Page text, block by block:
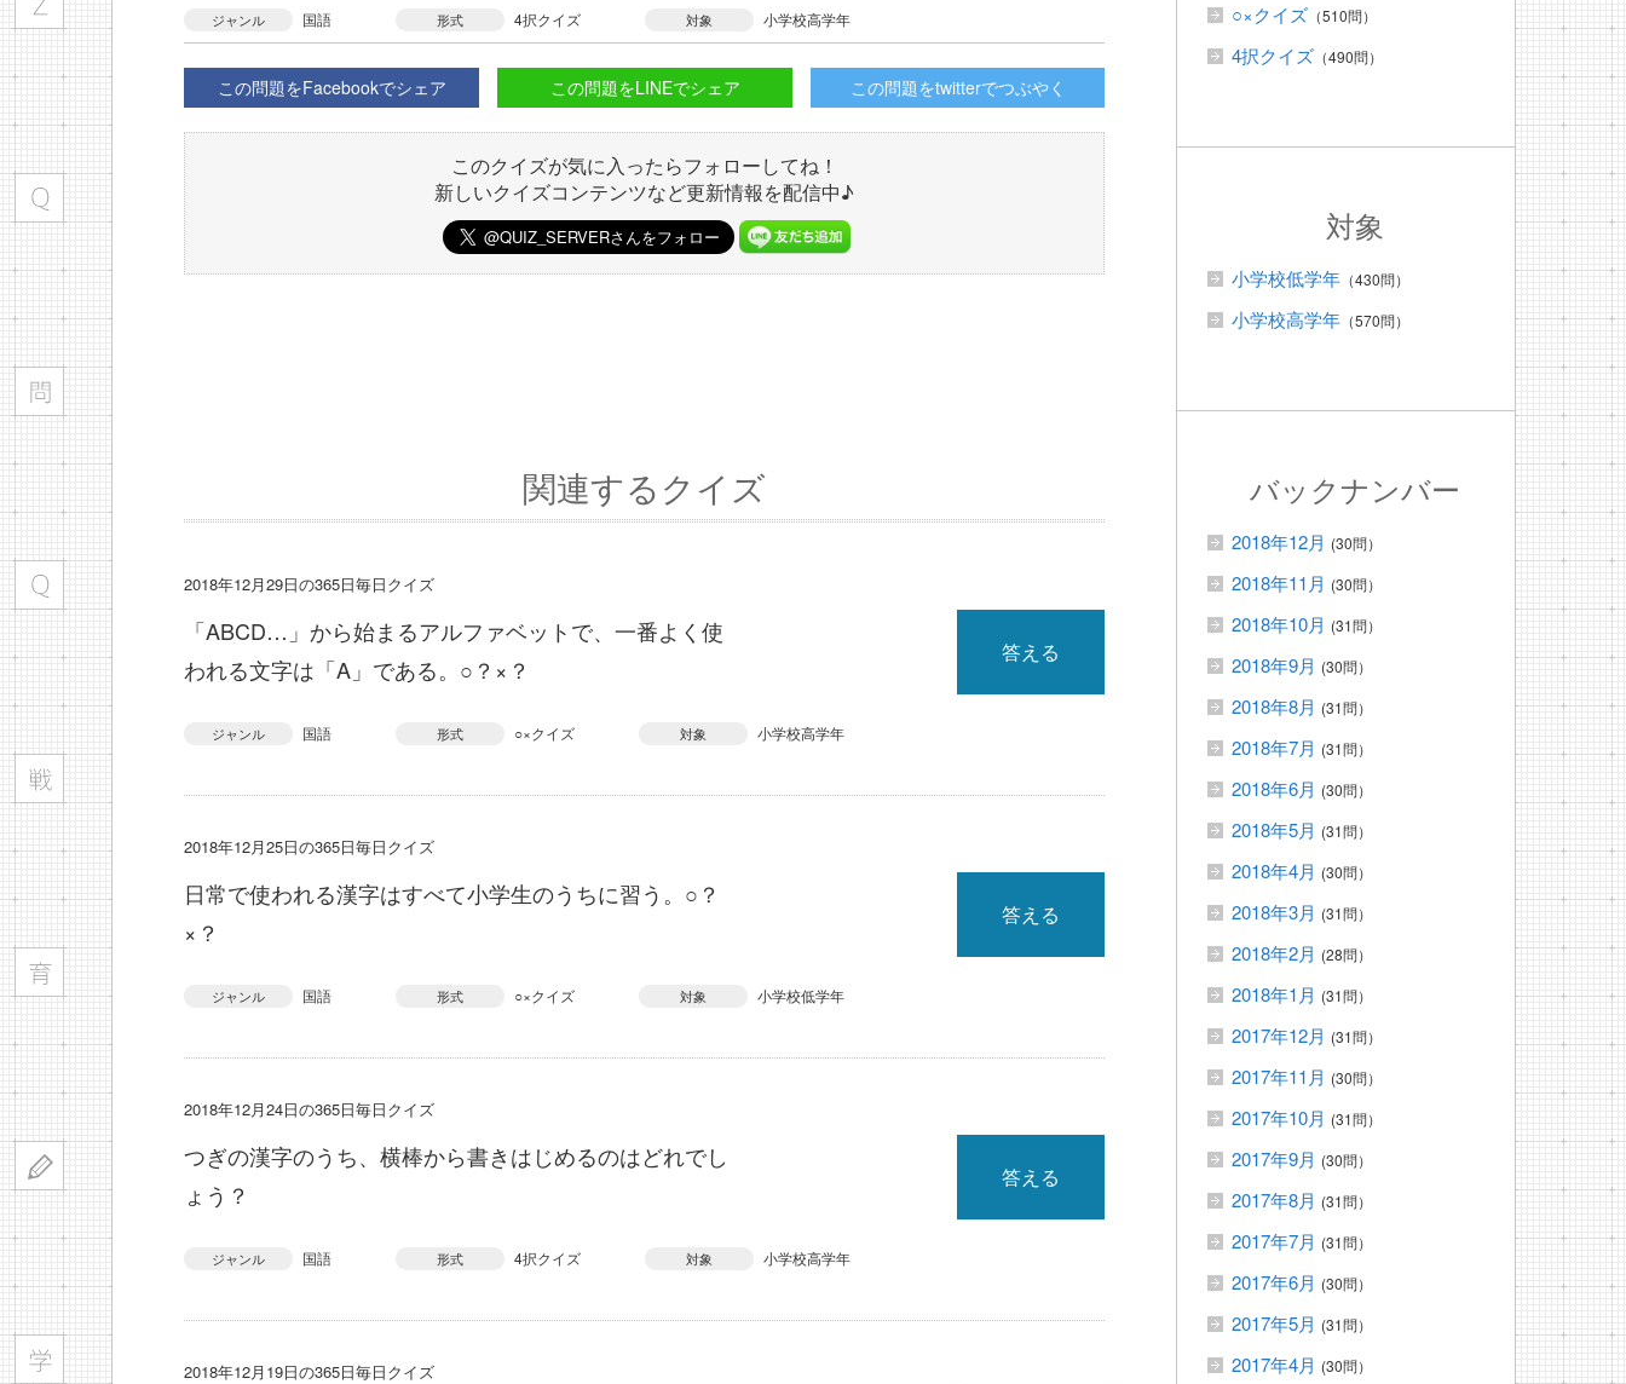
ジャンル 国語 形式 4択クイズ 対象 小学校高学年
この問題をFacebookでシェア この問題をLINEでシェア この問題をtwitterでつぶやく
このクイズが気に入ったらフォローしてね！
新しいクイズコンテンツなど更新情報を配信中♪
関連するクイズ
2018年12月29日の365日毎日クイズ
「ABCD…」から始まるアルファベットで、一番よく使
われる文字は「A」である。○？×？
答える
ジャンル 国語 形式 ○×クイズ 対象 小学校高学年
2018年12月25日の365日毎日クイズ
日常で使われる漢字はすべて小学生のうちに習う。○？
×？
答える
ジャンル 国語 形式 ○×クイズ 対象 小学校低学年
2018年12月24日の365日毎日クイズ
つぎの漢字のうち、横棒から書きはじめるのはどれでし
ょう？
答える
ジャンル 国語 形式 4択クイズ 対象 小学校高学年
2018年12月19日の365日毎日クイズ
○×クイズ （510問）
4択クイズ （490問）
対象
小学校低学年 （430問）
小学校高学年 （570問）
バックナンバー
2018年12月 (30問）
2018年11月 (30問）
2018年10月 (31問）
2018年9月 (30問）
2018年8月 (31問）
2018年7月 (31問）
2018年6月 (30問）
2018年5月 (31問）
2018年4月 (30問）
2018年3月 (31問）
2018年2月 (28問）
2018年1月 (31問）
2017年12月 (31問）
2017年11月 (30問）
2017年10月 (31問）
2017年9月 (30問）
2017年8月 (31問）
2017年7月 (31問）
2017年6月 (30問）
2017年5月 (31問）
2017年4月 (30問）